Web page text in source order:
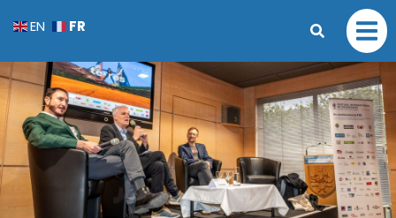
EN FR